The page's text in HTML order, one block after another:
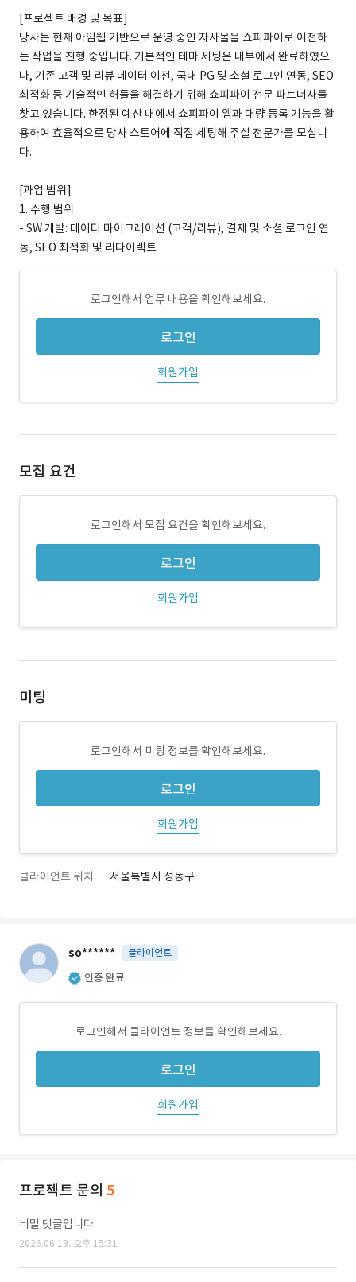
[프로젝트 배경 및 목표]
당사는 현재 아임웹 기반으로 운영 중인 자사몰을 쇼피파이로 이전하
는 작업을 진행 중입니다. 기본적인 테마 세팅은 내부에서 완료하였으
나, 기존 고객 및 리뷰 데이터 이전, 국내 PG 및 소셜 로그인 연동, SEO
최적화 등 기술적인 허들을 해결하기 위해 쇼피파이 전문 파트너사를
찾고 있습니다. 한정된 예산 내에서 쇼피파이 앱과 대량 등록 기능을 활
용하여 효율적으로 당사 스토어에 직접 세팅해 주실 전문가를 모십니
다.
[과업 범위]
1. 수행 범위
- SW 개발: 데이터 마이그레이션 (고객/리뷰), 결제 및 소셜 로그인 연
동, SEO 최적화 및 리다이렉트
로그인해서 업무 내용을 확인해보세요.
로그인
회원가입
모집 요건
로그인해서 모집 요건을 확인해보세요.
로그인
회원가입
미팅
로그인해서 미팅 정보를 확인해보세요.
로그인
회원가입
클라이언트 위치 서울특별시 성동구
so****** 클라이언트
인증 완료
로그인해서 클라이언트 정보를 확인해보세요.
로그인
회원가입
프로젝트 문의 5
비밀 댓글입니다.
2026.06.19. 오후 15:31